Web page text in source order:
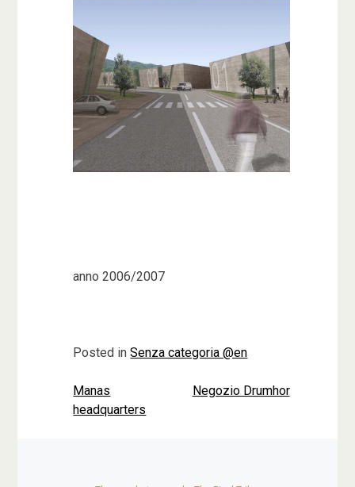
anno 2006/2007
Posted inSenza categoria @en
Navigazione
articoli
Manas
headquarters
Negozio Drumhor